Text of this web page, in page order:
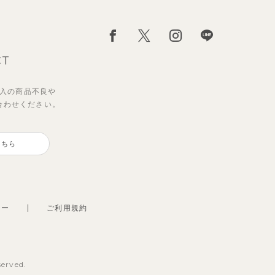
の商品不良や
せください。
ら
ご利用規約